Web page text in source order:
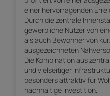
einer hervorragenden
Durch die zentrale
gewerbliche Nutzer von
als auch Bewohner von
ausgezeichneten
Die Kombination aus
und vielseitiger
besonders attraktiv für
nachhaltige Investition.